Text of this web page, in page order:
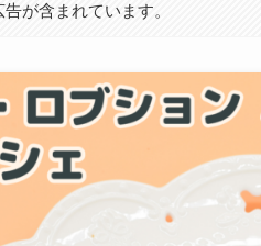
が含まれています。